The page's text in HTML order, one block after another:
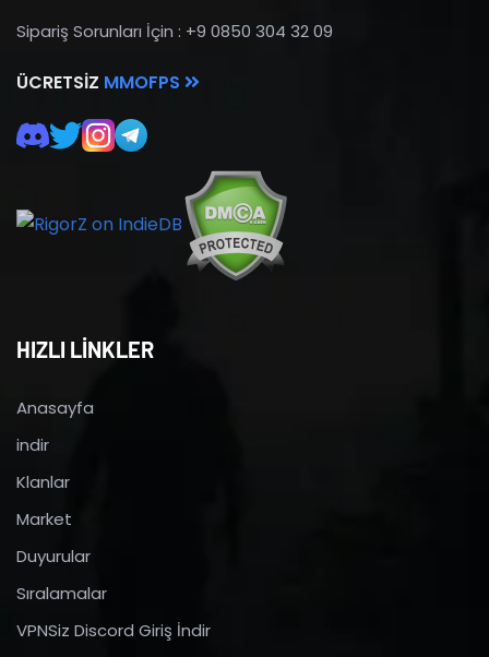
Sipariş Sorunları İçin : +9 0850 304 32 09
ÜCRETSIZ MMOFPS
HIZLI LİNKLER
Anasayfa
indir
Klanlar
Market
Duyurular
Sıralamalar
VPNSiz Discord Giriş İndir